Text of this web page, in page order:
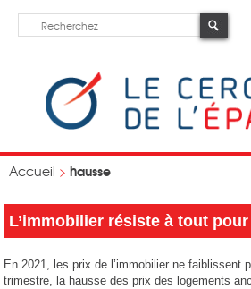
Accueil > hausse
L’immobilier résiste à tout
En 2021, les prix de l’immobilier ne faiblissent
trimestre, la hausse des prix des logements